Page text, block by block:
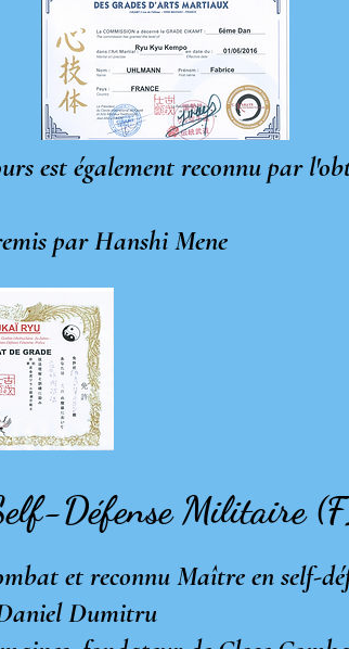
est également reconnu par
par Hanshi Mene
Défense Militaire
et reconnu Maître en self-
Dumitru